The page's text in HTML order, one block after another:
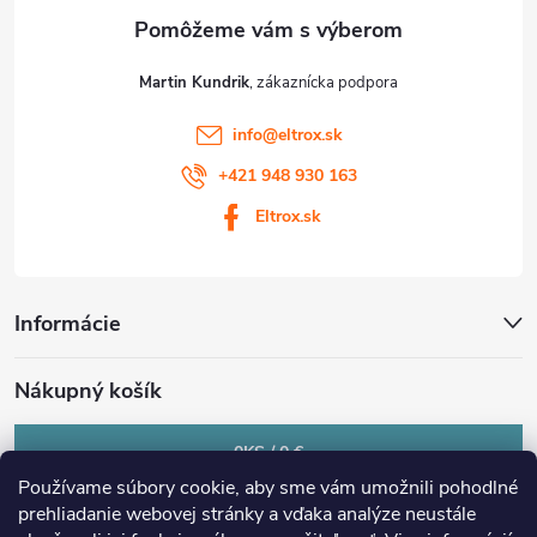
Používame súbory cookie, aby sme vám umožnili pohodlné
prehliadanie webovej stránky a vďaka analýze neustále
Martin Kundrik
info@eltrox.sk
+421 948 930 163
Eltrox.sk
Informácie
Nákupný košík
0KS /0 €